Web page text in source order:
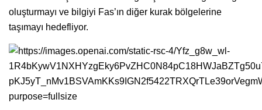
oluşturmayı ve bilgiyi Fas’ın diğer kurak bölgelerine
taşımayı hedefliyor.